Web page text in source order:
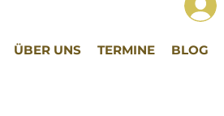
ÜBER UNS TERMINE BLOG